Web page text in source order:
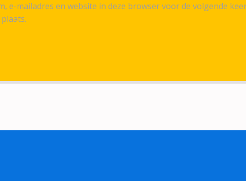
e-mailadres en website in deze browser voor de volgende